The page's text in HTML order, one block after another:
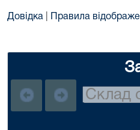
Довідка Правила